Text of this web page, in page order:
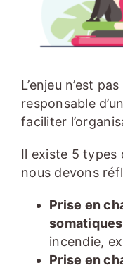
L’enjeu n’est
responsable
faciliter
Il existe 5 types
nous devons
Prise en
incendie,
Prise en